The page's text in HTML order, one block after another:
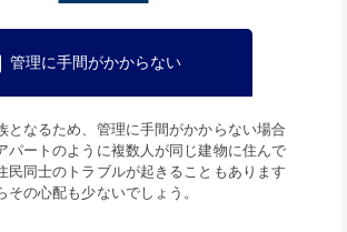
管理に手間がかからない
となるため、管理に手間がかからない場合
パートのように複数人が同じ建物に住んで
民同士のトラブルが起きることもあります
その心配も少ないでしょう。